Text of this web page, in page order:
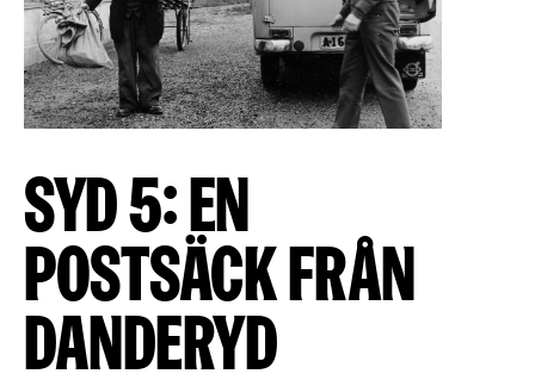
Syd 5: En
postsäck från
Danderyd